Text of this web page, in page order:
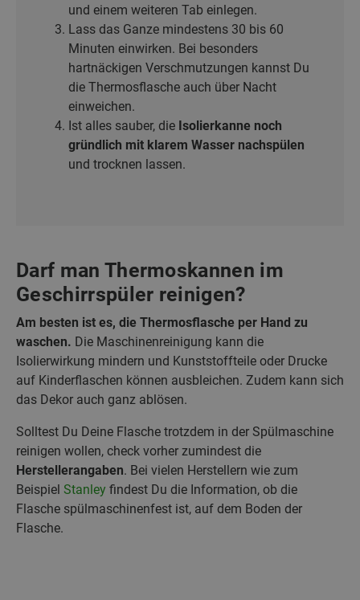
und einem weiteren Tab einlegen.
Lass das Ganze mindestens 30 bis 60
Minuten einwirken. Bei besonders
hartnäckigen Verschmutzungen kannst Du
die Thermosflasche auch über Nacht
einweichen.
Ist alles sauber, die Isolierkanne noch
gründlich mit klarem Wasser nachspülen
und trocknen lassen.
Darf man Thermoskannen im
Geschirrspüler reinigen?
Am besten ist es, die Thermosflasche per Hand zu
waschen. Die Maschinenreinigung kann die
Isolierwirkung mindern und Kunststoffteile oder Drucke
auf Kinderflaschen können ausbleichen. Zudem kann sich
das Dekor auch ganz ablösen.
Solltest Du Deine Flasche trotzdem in der Spülmaschine
reinigen wollen, check vorher zumindest die
Herstellerangaben. Bei vielen Herstellern wie zum
Beispiel Stanley findest Du die Information, ob die
Flasche spülmaschinenfest ist, auf dem Boden der
Flasche.